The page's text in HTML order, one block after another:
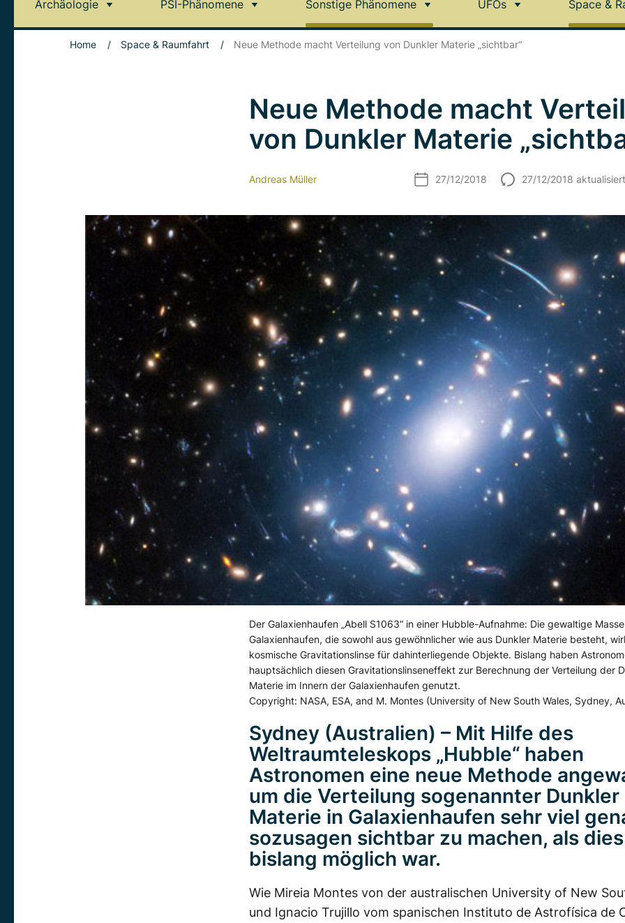
Archäologie PSI-Phänomene Sonstige Phänomene UFOs Space &
Home / Space & Raumfahrt / Neue Methode macht Verteilung von Dunkler Materie „sichtbar“
Neue Methode macht
von Dunkler Materie
Andreas Müller 27/12/2018 27/12/2018 aktualisiert
Der Galaxienhaufen „Abell S1063“ in einer Hubble-Aufnahme: Die gewaltige
Galaxienhaufen, die sowohl aus gewöhnlicher wie aus Dunkler Materie besteht,
kosmische Gravitationslinse für dahinterliegende Objekte. Bislang haben
hauptsächlich diesen Gravitationslinseneffekt zur Berechnung der Verteilung der
Materie im Innern der Galaxienhaufen genutzt.
Copyright: NASA, ESA, and M. Montes (University of New South Wales, Sydney,
Sydney (Australien) – Mit Hilfe des
Weltraumteleskops „Hubble“ haben
Astronomen eine neue Methode
um die Verteilung sogenannter Dunkler
Materie in Galaxienhaufen sehr viel
sozusagen sichtbar zu machen, als dies
bislang möglich war.
Wie Mireia Montes von der australischen University of New
und Ignacio Trujillo vom spanischen Instituto de Astrofísica de